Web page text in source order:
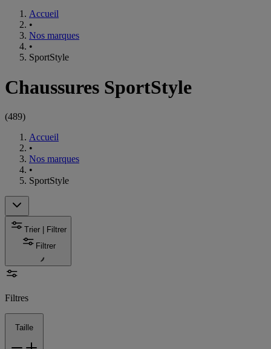
Accueil
•
Nos marques
•
SportStyle
Chaussures SportStyle
(489)
Accueil
•
Nos marques
•
SportStyle
Trier | Filtrer
Filtrer
Filtres
Taille